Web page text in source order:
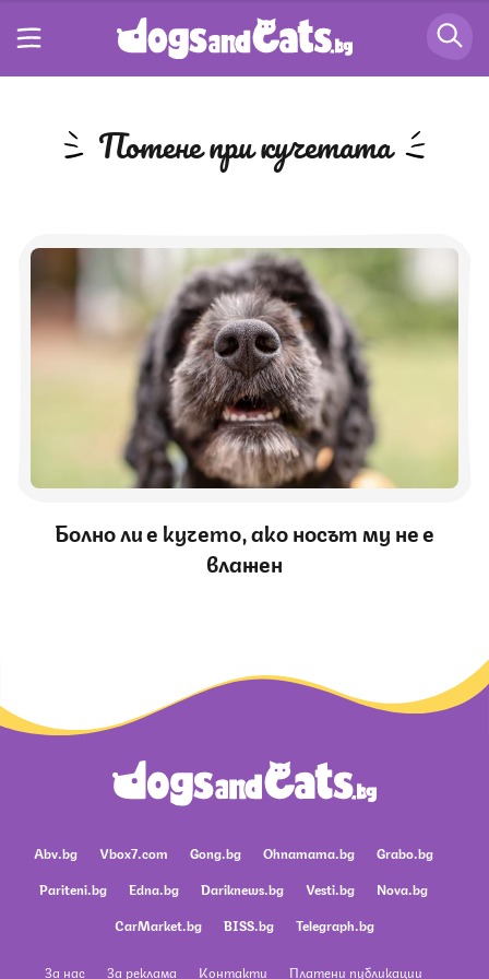
потене при кучетата
Болно ли е кучето, ако носът му не е
влажен
Abv.bg Vbox7.com Gong.bg Ohnamama.bg
Grabo.bg
Pariteni.bg
Edna.bg Dariknews.bg Vesti.bg
Nova.bg
CarMarket.bg
BISS.bg Telegraph.bg
За нас За реклама Контакти Платени публикации